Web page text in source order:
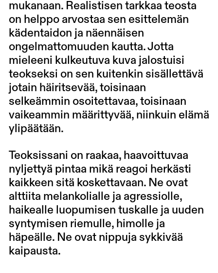
mukanaan. Realistisen tarkkaa teosta
on helppo arvostaa sen esittelemän
kädentaidon ja näennäisen
ongelmattomuuden kautta. Jotta
mieleeni kulkeutuva kuva jalostuisi
teokseksi on sen kuitenkin sisällettävä
jotain häiritsevää, toisinaan
selkeämmin osoitettavaa, toisinaan
vaikeammin määrittyvää, niinkuin elämä
ylipäätään.
Teoksissani on raakaa, haavoittuvaa
nyljettyä pintaa mikä reagoi herkästi
kaikkeen sitä koskettavaan. Ne ovat
alttiita melankolialle ja agressiolle,
haikealle luopumisen tuskalle ja uuden
syntymisen riemulle, himolle ja
häpeälle. Ne ovat nippuja sykkivää
kaipausta.